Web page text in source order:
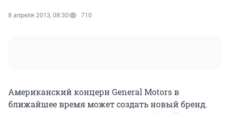
8 апреля 2013, 08:30 710
Американский концерн General Motors в
ближайшее время может создать новый бренд.